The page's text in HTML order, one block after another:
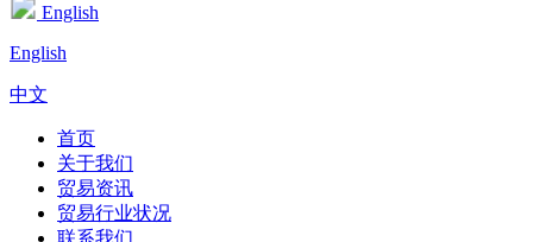
English
English
中文
首页
关于我们
贸易资讯
贸易行业状况
联系我们